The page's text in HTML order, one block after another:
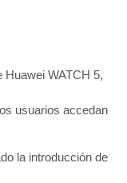
Huawei WATCH 5,
usuarios accedan
la introducción de